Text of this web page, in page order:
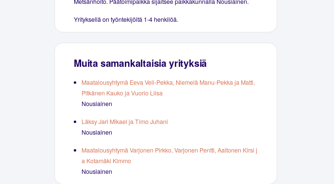
Yrityksellä on työntekijöitä 1-4 henkilöä.
Muita samankaltaisia yrityksiä
Maatalousyhtymä Eeva Veli-Pekka, Niemelä Manu-Pekka ja Matti,
Pitkänen Kauko ja Vuorio Liisa
Nousiainen
Läksy Jari Mikael ja Timo Juhani
Nousiainen
Maatalousyhtymä Varjonen Pirkko, Varjonen Pentti, Aaltonen Kirsi j
a Kotamäki Kimmo
Nousiainen